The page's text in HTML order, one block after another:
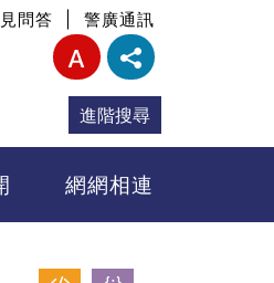
問答 警廣通訊
進階搜尋
網網相連